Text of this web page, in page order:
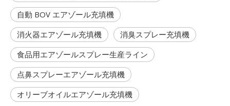
自動 BOV エアゾール充填機
消火器エアゾール充填機
消臭スプレー充填機
食品用エアゾールスプレー生産ライン
点鼻スプレーエアゾール充填機
オリーブオイルエアゾール充填機